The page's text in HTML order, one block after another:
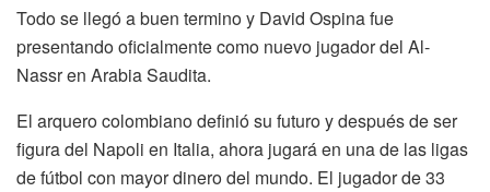
Todo se llegó a buen termino y David Ospina fue
presentando oficialmente como nuevo jugador del Al-
Nassr en Arabia Saudita.
El arquero colombiano definió su futuro y después de ser
figura del Napoli en Italia, ahora jugará en una de las ligas
de fútbol con mayor dinero del mundo. El jugador de 33